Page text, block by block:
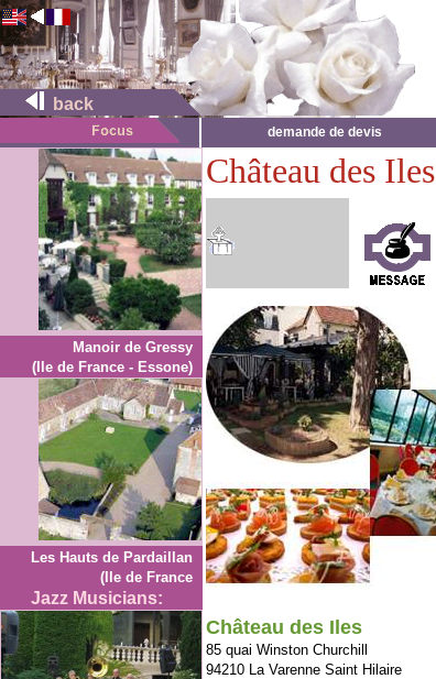
back
demande de devis
Manoir de Gressy
(Ile de France - Essone)
Les Hauts de Pardaillan
(Ile de France
Jazz Musicians:
Château des Iles
Château des Iles
85 quai Winston Churchill
94210 La Varenne Saint Hilaire